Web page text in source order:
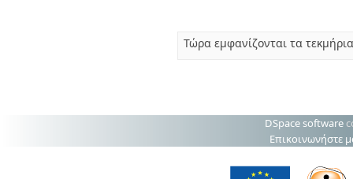
Τώρα εμφανίζονται τα
DSpace software
Επικοινωνήστε